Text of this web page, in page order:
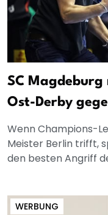
SC
Ost-Derby
Wenn Champions-
Meister Berlin trifft,
den besten Angriff
WERBUNG